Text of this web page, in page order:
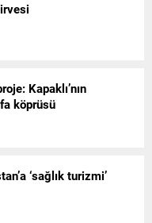
Kapaklı’nın
köprüsü
‘sağlık turizmi’